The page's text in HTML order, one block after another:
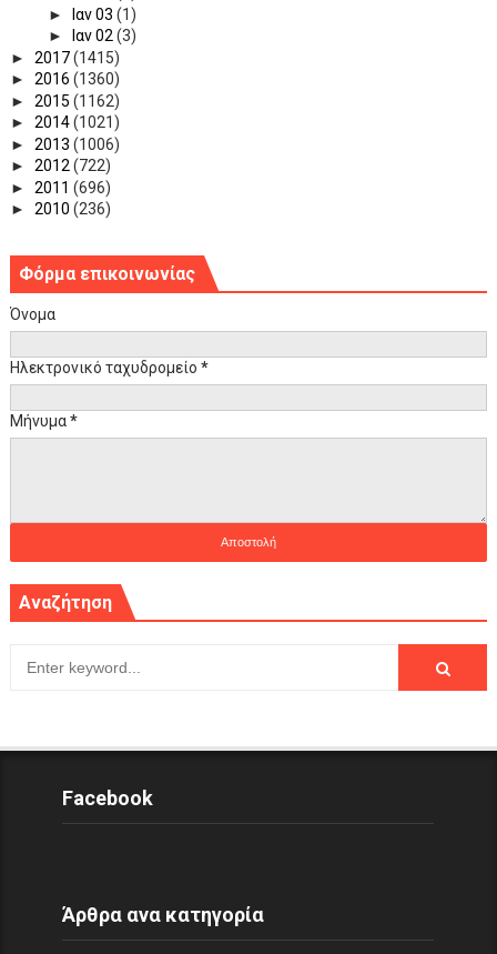
►
Ιαν 03 (1)
►
Ιαν 02(3)
► 2017(1415)
► 2016 (1360)
► 2015 (1162)
► 2014(1021)
► 2013 (1006)
► 2012(722)
► 2011 (696)
► 2010 (236)
Φόρμα επικοινωνίας
Όνομα
Ηλεκτρονικό ταχυδρομείο *
Μήνυμα*
Αναζήτηση
Facebook
Άρθρα ανα κατηγορία